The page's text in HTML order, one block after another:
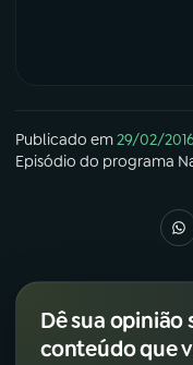
Publicado em29/02/
Episódio do programa
Dê sua opinião
conteúdo que